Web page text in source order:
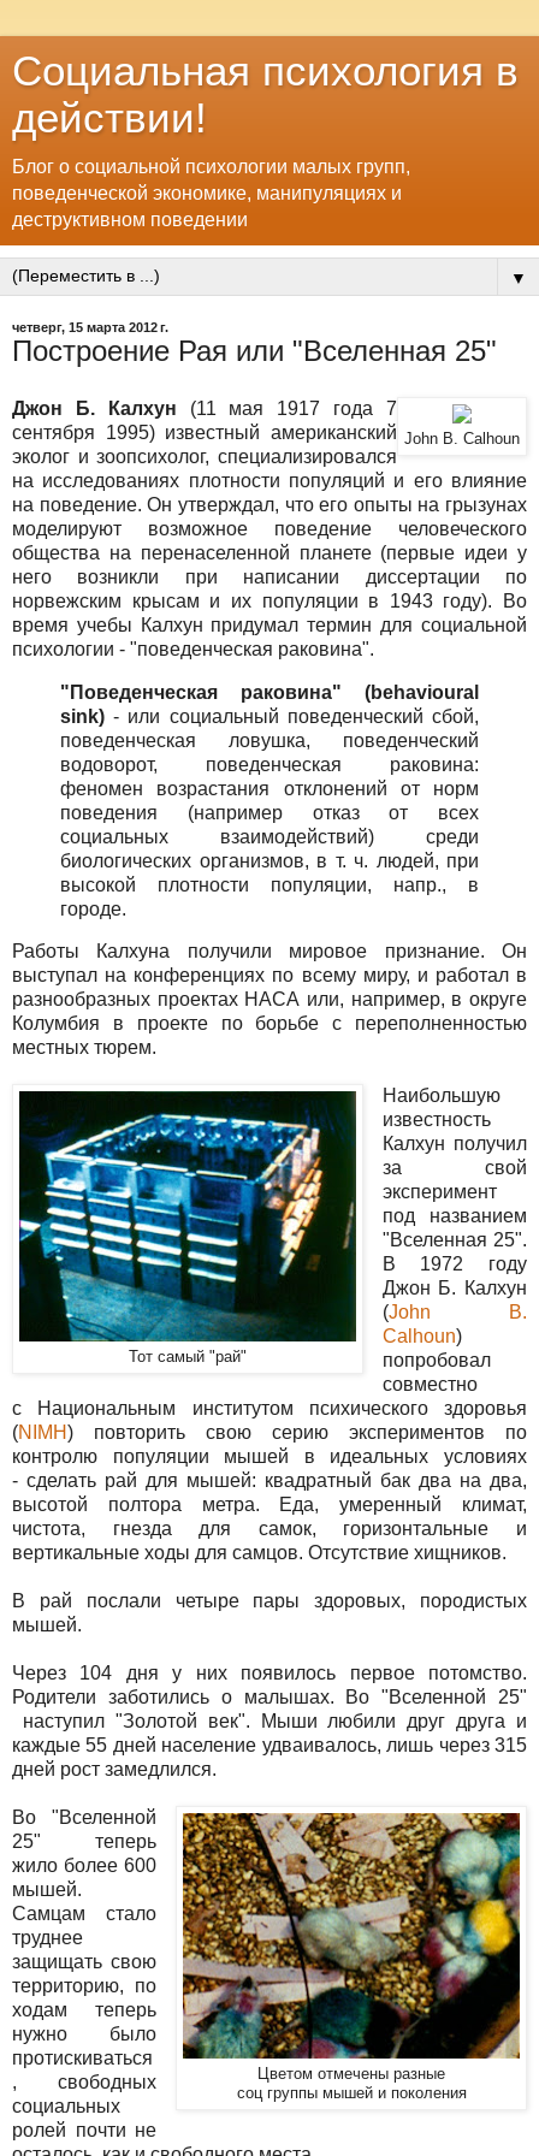
Социальная психология в
действии!
Блог о социальной психологии малых групп,
поведенческой экономике, манипуляциях и
деструктивном поведении
▼
четверг, 15 марта 2012 г.
Построение Рая или "Вселенная 25"
John B. Calhoun
Джон Б. Калхун (11 мая 1917 года 7
сентября 1995) известный американский
эколог и зоопсихолог, специализировался
на исследованиях плотности популяций и его влияние
на поведение. Он утверждал, что его опыты на грызунах
моделируют возможное поведение человеческого
общества на перенаселенной планете (первые идеи у
него возникли при написании диссертации по
норвежским крысам и их популяции в 1943 году). Во
время учебы Калхун придумал термин для социальной
психологии - "поведенческая раковина".
"Поведенческая раковина" (behavioural
sink) - или социальный поведенческий сбой,
поведенческая ловушка, поведенческий
водоворот, поведенческая раковина:
феномен возрастания отклонений от норм
поведения (например отказ от всех
социальных взаимодействий) среди
биологических организмов, в т. ч. людей, при
высокой плотности популяции, напр., в
городе.
Работы Калхуна получили мировое признание. Он
выступал на конференциях по всему миру, и работал в
разнообразных проектах НАСА или, например, в округе
Колумбия в проекте по борьбе с переполненностью
местных тюрем.
Тот самый "рай"
Наибольшую
известность
Калхун получил
за свой
эксперимент
под названием
"Вселенная 25".
В 1972 году
Джон Б. Калхун
(John B.
Calhoun)
попробовал
совместно
с
Национальным институтом психического здоровья
(NIMH) повторить свою серию экспериментов по
контролю популяции мышей в идеальных условиях
- сделать рай для мышей: квадратный бак два на два,
высотой полтора метра. Еда, умеренный климат,
чистота, гнезда для самок, горизонтальные и
вертикальные ходы для самцов. Отсутствие хищников.
В рай послали четыре пары здоровых, породистых
мышей.
Через 104 дня у них появилось первое потомство.
Родители заботились о малышах. Во "Вселенной 25"
наступил "Золотой век". Мыши любили друг друга и
каждые 55 дней население удваивалось, лишь через 315
дней рост замедлился.
Цветом отмечены разные
соц группы мышей и поколения
Во "Вселенной
25" теперь
жило более 600
мышей.
Самцам стало
труднее
защищать свою
территорию, по
ходам теперь
нужно было
протискиваться
, свободных
социальных
ролей почти не